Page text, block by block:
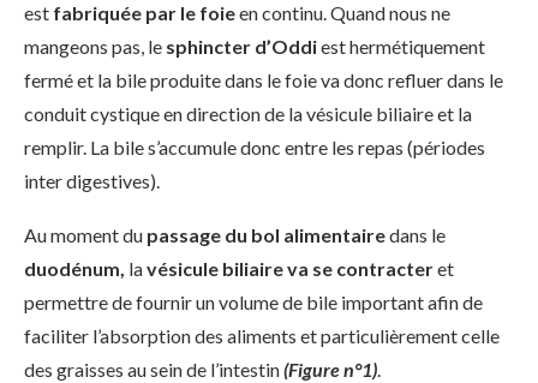
est fabriquée par le foieen continu. Quand nous ne
mangeons pas, le sphincter d’Oddiest hermétiquement
fermé et la bile produite dans le foie va donc refluer dans le
conduit cystique en direction de la vésicule biliaire et la
remplir. La bile s’accumule donc entre les repas (périodes
inter digestives).
Au moment du passage du bol alimentairedans le
duodénum, lavésicule biliaire va se contracteret
permettre de fournir un volume de bile important afin de
faciliter l’absorption des aliments et particulièrement celle
des graisses au sein de l’intestin(Figure n°1).